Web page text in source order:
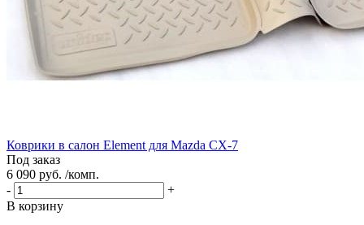
Коврики в салон Element для Mazda CX-7
Под заказ
6 090 руб. /комп.
-
+
В корзину